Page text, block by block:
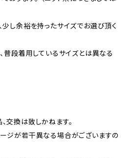
少し余裕を持ったサイズでお選び頂く
、普段着用しているサイズとは異なる
交換は致しかねます。
ジが若干異なる場合がございますの